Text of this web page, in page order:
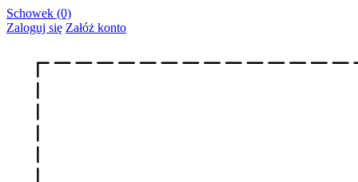
Schowek (0)
Zaloguj się Załóż konto